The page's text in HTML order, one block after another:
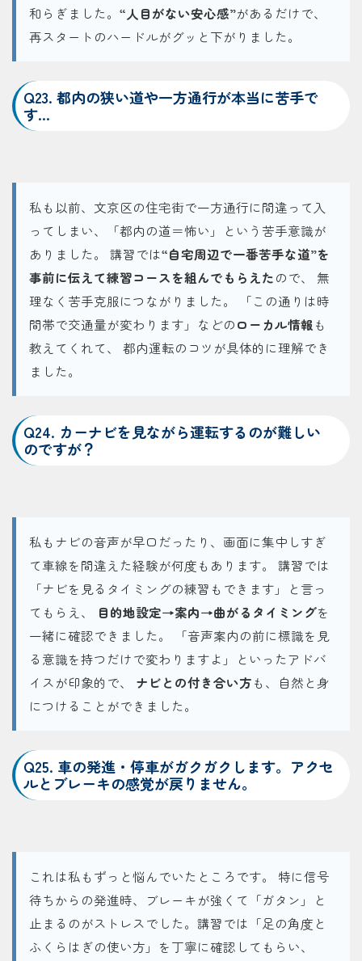
和らぎました。 “人目がない安心感”があるだけで、
再スタートのハードルがグッと下がりました。
Q23. 都内の狭い道や一方通行が本当に苦手で
す…
私も以前、文京区の住宅街で一方通行に間違って入
ってしまい、「都内の道＝怖い」という苦手意識が
ありました。 講習では“自宅周辺で一番苦手な道”を
事前に伝えて練習コースを組んでもらえたので、 無
理なく苦手克服につながりました。 「この通りは時
間帯で交通量が変わります」などのローカル情報 も
教えてくれて、 都内運転のコツが具体的に理解でき
ました。
Q24. カーナビを見ながら運転するのが難しい
のですが？
私もナビの音声が早口だったり、画面に集中しすぎ
て車線を間違えた経験が何度もあります。 講習では
「ナビを見るタイミングの練習もできます」と言っ
てもらえ、
目的地設定→案内→曲がるタイミングを
一緒に確認できました。 「音声案内の前に標識を見
る意識を持つだけで変わりますよ」といったアドバ
イスが印象的で、 ナビとの付き合い方も、自然と身
につけることができました。
Q25. 車の発進・停車がガクガクします。アクセ
ルとブレーキの感覚が戻りません。
これは私もずっと悩んでいたところです。 特に信号
待ちからの発進時、ブレーキが強くて「ガタン」と
止まるのがストレスでした。講習では「足の角度と
ふくらはぎの使い方」を丁寧に確認してもらい、